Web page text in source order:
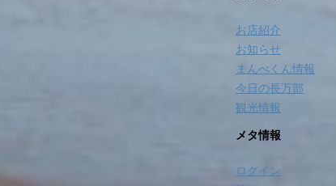
お店紹介
お知らせ
まんべくん情報
今日の長万部
観光情報
メタ情報
ログイン